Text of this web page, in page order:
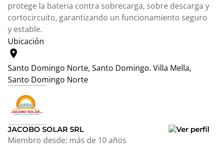
protege la bateria contra sobrecarga, sobre descarga y
cortocircuito, garantizando un funcionamiento seguro
y estable.
Ubicación
location_on
Santo Domingo Norte, Santo Domingo. Villa Mella,
Santo Domingo Norte
+
−
JACOBO SOLAR SRL
Miembro desde: más de 10 años